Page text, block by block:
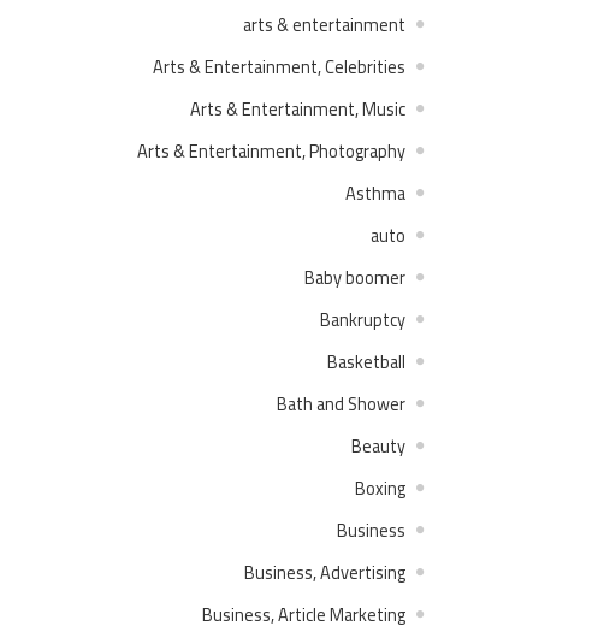
arts & entertainment
Arts & Entertainment, Celebrities
Arts & Entertainment, Music
Arts & Entertainment, Photography
Asthma
auto
Baby boomer
Bankruptcy
Basketball
Bath and Shower
Beauty
Boxing
Business
Business, Advertising
Business, Article Marketing